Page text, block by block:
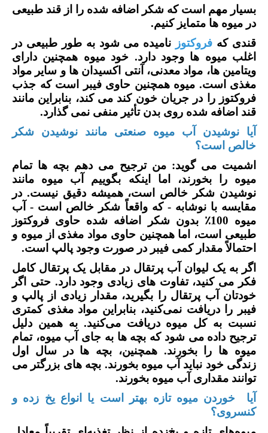
بسیار مهم است که شکر اضافه شده را از قند طبیعی
در میوه ها متمایز کنیم.
قندی که فروکتوز نامیده می شود به طور طبیعی در
اغلب میوه ها وجود دارد. خود میوه همچنین دارای
ویتامین ها، مواد معدنی، آنتی اکسیدان ها و سایر مواد
مغذی است. میوه همچنین حاوی فیبر است که جذب
فروکتوز را در جریان خون کند می کند، بنابراین مانند
قند اضافه شده روی بدن تأثیر منفی نمی گذارد.
آیا نوشیدن آب میوه صنعتی مانند نوشیدن شکر
خالص است؟
اشمیت می گوید: من ترجیح می دهم بچه ها تمام
میوه را بخورند، اما اینکه بگوییم آب میوه مانند
نوشیدن شکر خالص است، همیشه دقیق نیست. در
مقایسه با نوشابه - که واقعاً شکر خالص است - آب
میوه 100
٪ بدون شکر اضافه شده حاوی فروکتوز
طبیعی است، اما همچنین حاوی مواد مغذی از میوه و
احتمالاً مقدار کمی فیبر در صورت وجود پالپ است.
اگر به یک لیوان آب پرتقال در مقابل یک پرتقال کامل
فکر می کنید، تفاوت های زیادی وجود دارد. حتی اگر
خودتان آب پرتقال را بگیرید، مقدار زیادی از پالپ و
فیبر را دریافت نمی‌کنید، بنابراین مواد مغذی کمتری
نسبت به کل میوه دریافت می‌کنید. به همین دلیل
ترجیح داده می شود که بچه ها به جای آب میوه، تمام
میوه ها را بخورند. همچنین، بچه ها در سال اول
زندگی خود نباید آب میوه بخورند. بچه های بزرگتر می
توانند مقداری آب میوه بخورند.
آیا خوردن میوه تازه بهتر است یا انواع یخ زده و
کنسروی؟